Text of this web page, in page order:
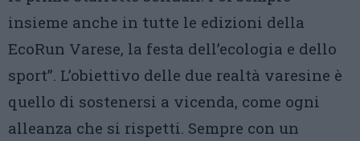
insieme anche in tutte le edizioni della
EcoRun Varese, la festa dell’ecologia e dello
sport”. L’obiettivo delle due realtà varesine è
quello di sostenersi a vicenda, come ogni
alleanza che si rispetti. Sempre con un